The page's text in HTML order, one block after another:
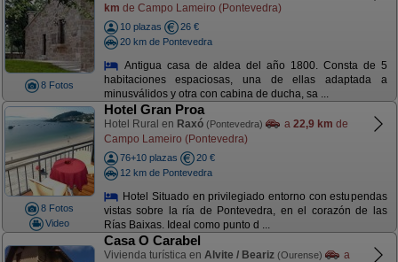
8 Fotos
km de Campo Lameiro (Pontevedra)
10 plazas
26 €
20 km de Pontevedra
Antigua casa de aldea del año 1800. Consta de 5
habitaciones espaciosas, una de ellas adaptada a
minusválidos y otra con cabina de ducha, sa ...
8 Fotos
Video
Hotel Gran Proa
Hotel Rural en Raxó (Pontevedra) a 22,9 km de
Campo Lameiro (Pontevedra)
76+10 plazas
20 €
12 km de Pontevedra
Hotel Situado en privilegiado entorno con estupendas
vistas sobre la ría de Pontevedra, en el corazón de las
Rías Baixas. Ideal como punto d ...
Casa O Carabel
Vivienda turística en Alvite / Beariz (Ourense)
a